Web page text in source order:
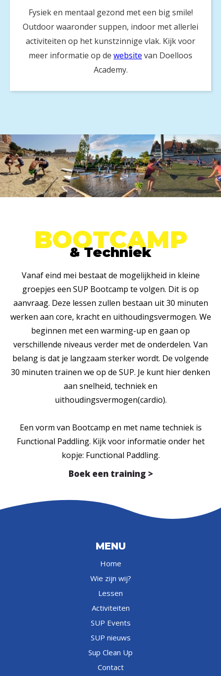
Fysiek en mentaal gezond met een big smile!
Outdoor waaronder suppen, indoor met allerlei
activiteiten op het kunstzinnige vlak. Kijk voor
meer informatie op de website van Doelloos
Academy.
BOOTCAMP
& Techniek
Vanaf eind mei bestaat de mogelijkheid in kleine
groepjes een SUP Bootcamp te volgen. Dit is op
aanvraag. Deze lessen zullen bestaan uit 30 minuten
werken aan core, kracht en uithoudingsvermogen. We
beginnen met een warming-up en gaan op
verschillende niveaus verder met de onderdelen. Van
belang is dat je langzaam sterker wordt. De volgende
30 minuten trainen we op de SUP. Je kunt hier denken
aan snelheid, techniek en
uithoudingsvermogen(cardio).
Een vorm van Bootcamp en met name techniek is
Functional Paddling. Kijk voor informatie onder het
kopje: Functional Paddling.
Boek een training >
MENU
Home
Wie zijn wij?
Lessen
Activiteiten
SUP Events
SUP nieuws
Sup Clean Up
Contact